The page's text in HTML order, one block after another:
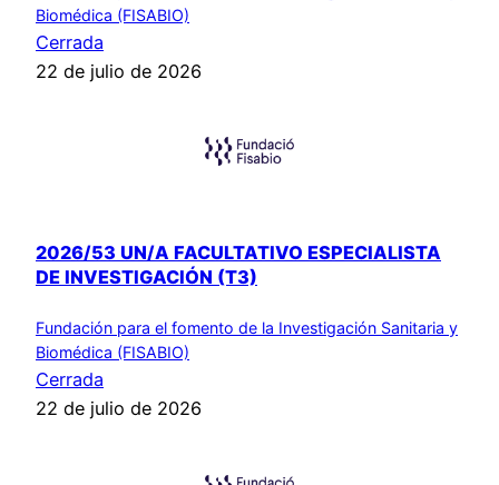
Biomédica (FISABIO)
Cerrada
22 de julio de 2026
2026/53 UN/A FACULTATIVO ESPECIALISTA
DE INVESTIGACIÓN (T3)
Fundación para el fomento de la Investigación Sanitaria y
Biomédica (FISABIO)
Cerrada
22 de julio de 2026